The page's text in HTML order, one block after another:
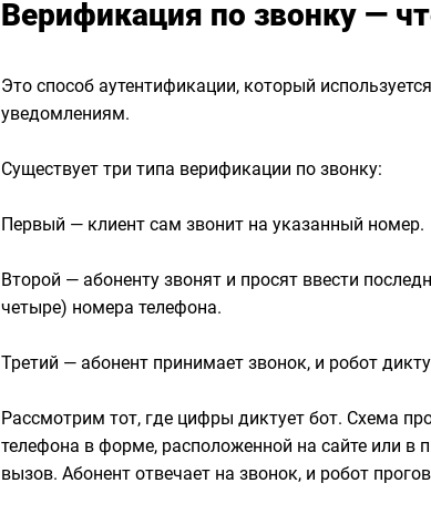
Верификация по звонку —
Это способ аутентификации, который
уведомлениям.
Существует три типа верификации по звонку:
Первый — клиент сам звонит на указанный номер.
Второй — абоненту звонят и просят ввести
четыре) номера телефона.
Третий — абонент принимает звонок, и робот
Рассмотрим тот, где цифры диктует бот. Схема
телефона в форме, расположенной на сайте или в
вызов. Абонент отвечает на звонок, и робот